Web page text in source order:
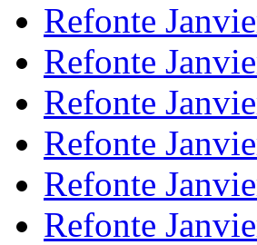
Refonte
Refonte
Refonte
Refonte
Refonte
Refonte